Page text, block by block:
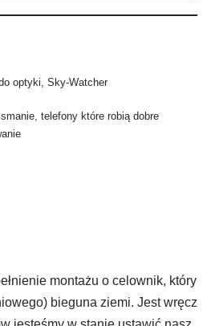
optyki,Sky-Watcher
,telefony które robią dobre
montażu o celownik, który
bieguna ziemi. Jest wręcz